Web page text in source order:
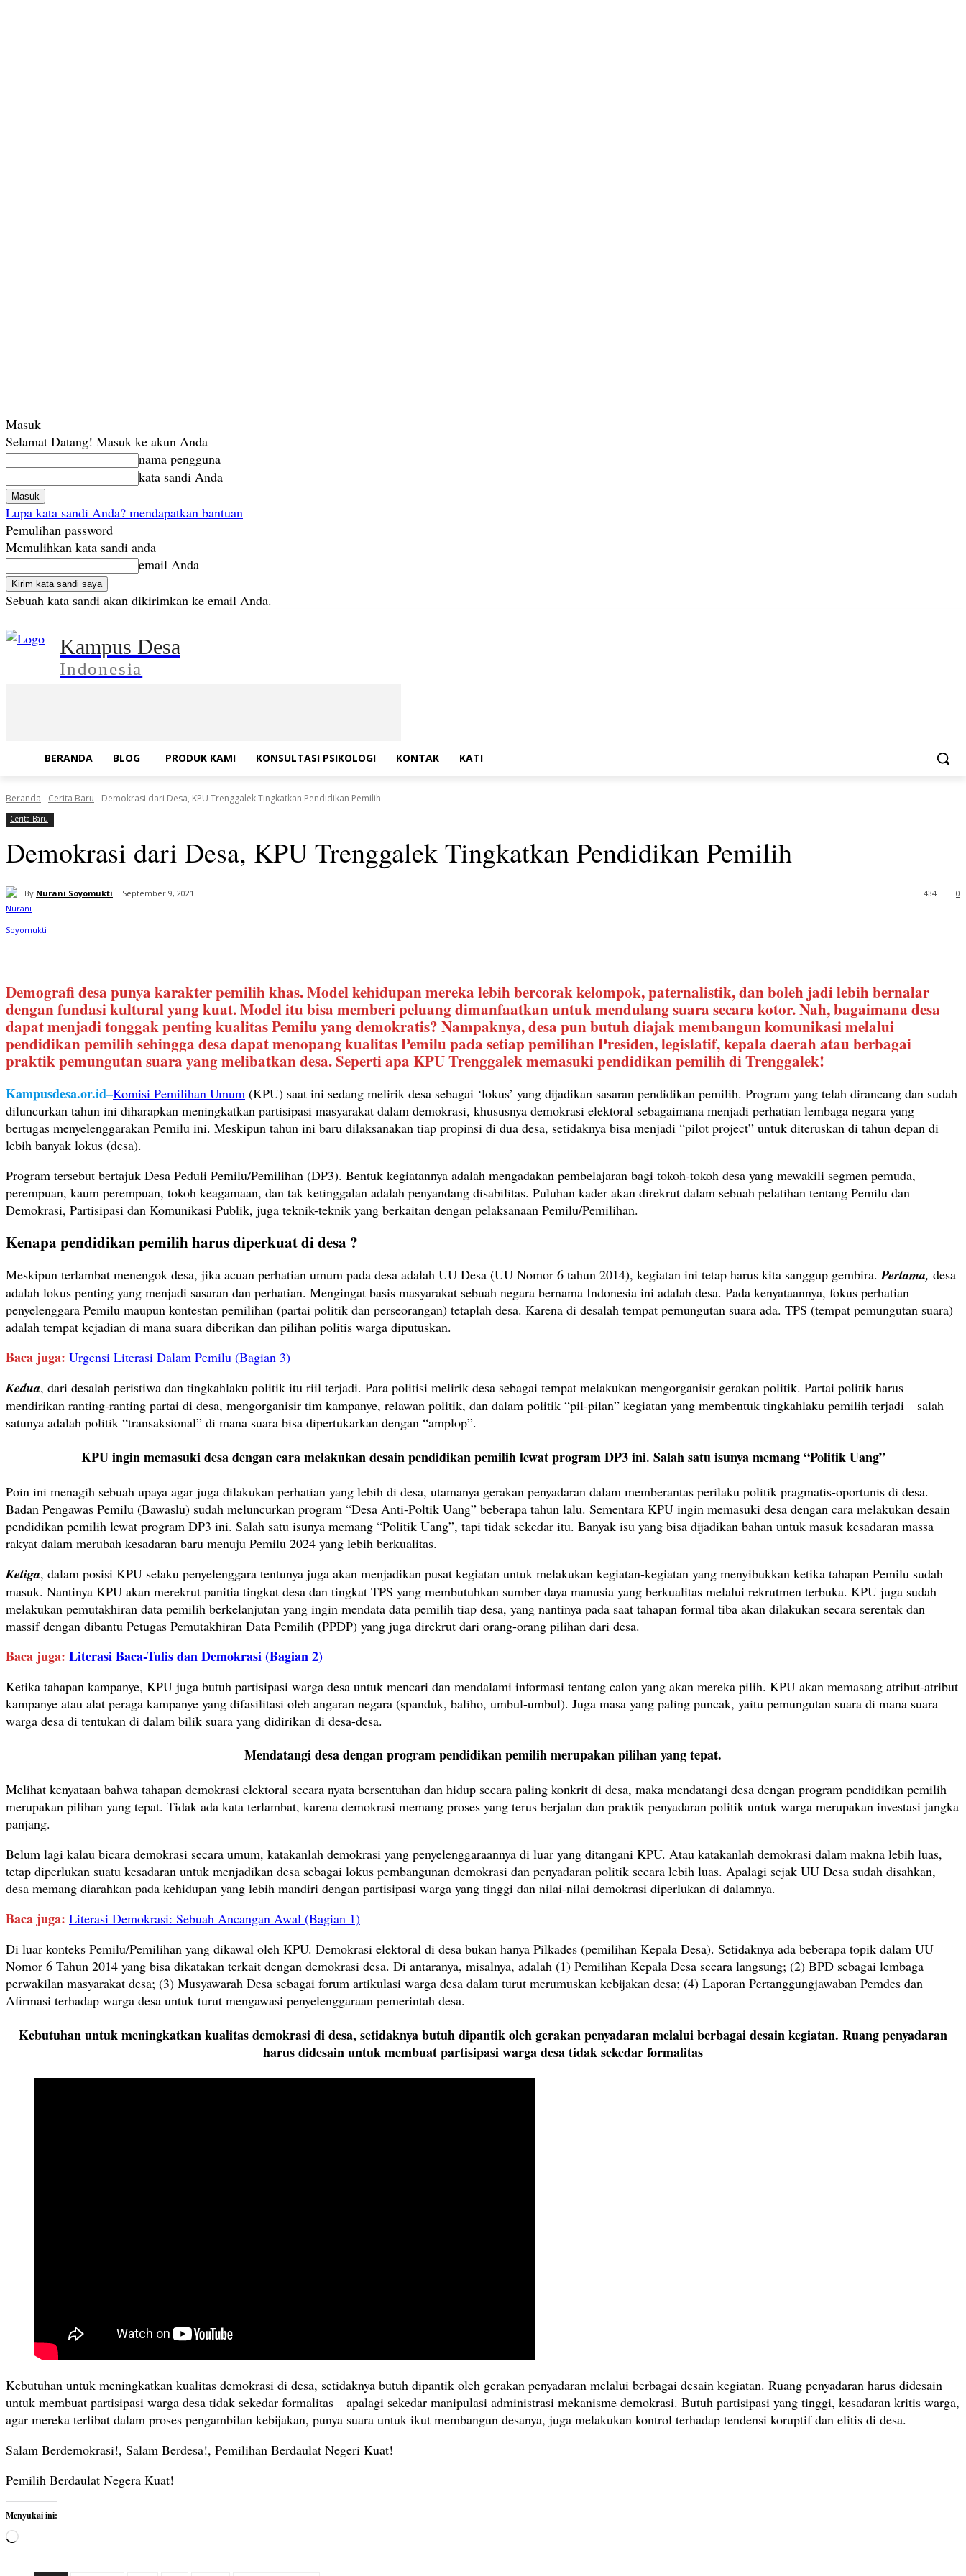
Masuk
Selamat Datang! Masuk ke akun Anda
nama pengguna
kata sandi Anda
Lupa kata sandi Anda? mendapatkan bantuan
Pemulihan password
Memulihkan kata sandi anda
email Anda
Sebuah kata sandi akan dikirimkan ke email Anda.
Kampus Desa
Indonesia
BERANDA BLOG PRODUK KAMI KONSULTASI PSIKOLOGI KONTAK KATI
Beranda Cerita Baru Demokrasi dari Desa, KPU Trenggalek Tingkatkan Pendidikan Pemilih
Cerita Baru
Demokrasi dari Desa, KPU Trenggalek Tingkatkan Pendidikan Pemilih
By Nurani Soyomukti September 9, 2021 0
434
Demografi desa punya karakter pemilih khas. Model kehidupan mereka lebih bercorak kelompok, paternalistik, dan boleh jadi lebih bernalar
dengan fundasi kultural yang kuat. Model itu bisa memberi peluang dimanfaatkan untuk mendulang suara secara kotor. Nah, bagaimana desa
dapat menjadi tonggak penting kualitas Pemilu yang demokratis? Nampaknya, desa pun butuh diajak membangun komunikasi melalui
pendidikan pemilih sehingga desa dapat menopang kualitas Pemilu pada setiap pemilihan Presiden, legislatif, kepala daerah atau berbagai
praktik pemungutan suara yang melibatkan desa. Seperti apa KPU Trenggalek memasuki pendidikan pemilih di Trenggalek!
Kampusdesa.or.id–Komisi Pemilihan Umum (KPU) saat ini sedang melirik desa sebagai ‘lokus’ yang dijadikan sasaran pendidikan pemilih. Program yang telah dirancang dan sudah
diluncurkan tahun ini diharapkan meningkatkan partisipasi masyarakat dalam demokrasi, khususnya demokrasi elektoral sebagaimana menjadi perhatian lembaga negara yang
bertugas menyelenggarakan Pemilu ini. Meskipun tahun ini baru dilaksanakan tiap propinsi di dua desa, setidaknya bisa menjadi “pilot project” untuk diteruskan di tahun depan di
lebih banyak lokus (desa).
Program tersebut bertajuk Desa Peduli Pemilu/Pemilihan (DP3). Bentuk kegiatannya adalah mengadakan pembelajaran bagi tokoh-tokoh desa yang mewakili segmen pemuda,
perempuan, kaum perempuan, tokoh keagamaan, dan tak ketinggalan adalah penyandang disabilitas. Puluhan kader akan direkrut dalam sebuah pelatihan tentang Pemilu dan
Demokrasi, Partisipasi dan Komunikasi Publik, juga teknik-teknik yang berkaitan dengan pelaksanaan Pemilu/Pemilihan.
Kenapa pendidikan pemilih harus diperkuat di desa ?
Meskipun terlambat menengok desa, jika acuan perhatian umum pada desa adalah UU Desa (UU Nomor 6 tahun 2014), kegiatan ini tetap harus kita sanggup gembira. Pertama, desa
adalah lokus penting yang menjadi sasaran dan perhatian. Mengingat basis masyarakat sebuah negara bernama Indonesia ini adalah desa. Pada kenyataannya, fokus perhatian
penyelenggara Pemilu maupun kontestan pemilihan (partai politik dan perseorangan) tetaplah desa. Karena di desalah tempat pemungutan suara ada. TPS (tempat pemungutan suara)
adalah tempat kejadian di mana suara diberikan dan pilihan politis warga diputuskan.
Baca juga: Urgensi Literasi Dalam Pemilu (Bagian 3)
Kedua, dari desalah peristiwa dan tingkahlaku politik itu riil terjadi. Para politisi melirik desa sebagai tempat melakukan mengorganisir gerakan politik. Partai politik harus
mendirikan ranting-ranting partai di desa, mengorganisir tim kampanye, relawan politik, dan dalam politik “pil-pilan” kegiatan yang membentuk tingkahlaku pemilih terjadi—salah
satunya adalah politik “transaksional” di mana suara bisa dipertukarkan dengan “amplop”.
KPU ingin memasuki desa dengan cara melakukan desain pendidikan pemilih lewat program DP3 ini. Salah satu isunya memang “Politik Uang”
Poin ini menagih sebuah upaya agar juga dilakukan perhatian yang lebih di desa, utamanya gerakan penyadaran dalam memberantas perilaku politik pragmatis-oportunis di desa.
Badan Pengawas Pemilu (Bawaslu) sudah meluncurkan program “Desa Anti-Poltik Uang” beberapa tahun lalu. Sementara KPU ingin memasuki desa dengan cara melakukan desain
pendidikan pemilih lewat program DP3 ini. Salah satu isunya memang “Politik Uang”, tapi tidak sekedar itu. Banyak isu yang bisa dijadikan bahan untuk masuk kesadaran massa
rakyat dalam merubah kesadaran baru menuju Pemilu 2024 yang lebih berkualitas.
Ketiga, dalam posisi KPU selaku penyelenggara tentunya juga akan menjadikan pusat kegiatan untuk melakukan kegiatan-kegiatan yang menyibukkan ketika tahapan Pemilu sudah
masuk. Nantinya KPU akan merekrut panitia tingkat desa dan tingkat TPS yang membutuhkan sumber daya manusia yang berkualitas melalui rekrutmen terbuka. KPU juga sudah
melakukan pemutakhiran data pemilih berkelanjutan yang ingin mendata data pemilih tiap desa, yang nantinya pada saat tahapan formal tiba akan dilakukan secara serentak dan
massif dengan dibantu Petugas Pemutakhiran Data Pemilih (PPDP) yang juga direkrut dari orang-orang pilihan dari desa.
Baca juga: Literasi Baca-Tulis dan Demokrasi (Bagian 2)
Ketika tahapan kampanye, KPU juga butuh partisipasi warga desa untuk mencari dan mendalami informasi tentang calon yang akan mereka pilih. KPU akan memasang atribut-atribut
kampanye atau alat peraga kampanye yang difasilitasi oleh angaran negara (spanduk, baliho, umbul-umbul). Juga masa yang paling puncak, yaitu pemungutan suara di mana suara
warga desa di tentukan di dalam bilik suara yang didirikan di desa-desa.
Mendatangi desa dengan program pendidikan pemilih merupakan pilihan yang tepat.
Melihat kenyataan bahwa tahapan demokrasi elektoral secara nyata bersentuhan dan hidup secara paling konkrit di desa, maka mendatangi desa dengan program pendidikan pemilih
merupakan pilihan yang tepat. Tidak ada kata terlambat, karena demokrasi memang proses yang terus berjalan dan praktik penyadaran politik untuk warga merupakan investasi jangka
panjang.
Belum lagi kalau bicara demokrasi secara umum, katakanlah demokrasi yang penyelenggaraannya di luar yang ditangani KPU. Atau katakanlah demokrasi dalam makna lebih luas,
tetap diperlukan suatu kesadaran untuk menjadikan desa sebagai lokus pembangunan demokrasi dan penyadaran politik secara lebih luas. Apalagi sejak UU Desa sudah disahkan,
desa memang diarahkan pada kehidupan yang lebih mandiri dengan partisipasi warga yang tinggi dan nilai-nilai demokrasi diperlukan di dalamnya.
Baca juga: Literasi Demokrasi: Sebuah Ancangan Awal (Bagian 1)
Di luar konteks Pemilu/Pemilihan yang dikawal oleh KPU. Demokrasi elektoral di desa bukan hanya Pilkades (pemilihan Kepala Desa). Setidaknya ada beberapa topik dalam UU
Nomor 6 Tahun 2014 yang bisa dikatakan terkait dengan demokrasi desa. Di antaranya, misalnya, adalah (1) Pemilihan Kepala Desa secara langsung; (2) BPD sebagai lembaga
perwakilan masyarakat desa; (3) Musyawarah Desa sebagai forum artikulasi warga desa dalam turut merumuskan kebijakan desa; (4) Laporan Pertanggungjawaban Pemdes dan
Afirmasi terhadap warga desa untuk turut mengawasi penyelenggaraan pemerintah desa.
Kebutuhan untuk meningkatkan kualitas demokrasi di desa, setidaknya butuh dipantik oleh gerakan penyadaran melalui berbagai desain kegiatan. Ruang penyadaran
harus didesain untuk membuat partisipasi warga desa tidak sekedar formalitas
Kebutuhan untuk meningkatkan kualitas demokrasi di desa, setidaknya butuh dipantik oleh gerakan penyadaran melalui berbagai desain kegiatan. Ruang penyadaran harus didesain
untuk membuat partisipasi warga desa tidak sekedar formalitas—apalagi sekedar manipulasi administrasi mekanisme demokrasi. Butuh partisipasi yang tinggi, kesadaran kritis warga,
agar mereka terlibat dalam proses pengambilan kebijakan, punya suara untuk ikut membangun desanya, juga melakukan kontrol terhadap tendensi koruptif dan elitis di desa.
Salam Berdemokrasi!, Salam Berdesa!, Pemilihan Berdaulat Negeri Kuat!
Pemilih Berdaulat Negera Kuat!
Menyukai ini:
M